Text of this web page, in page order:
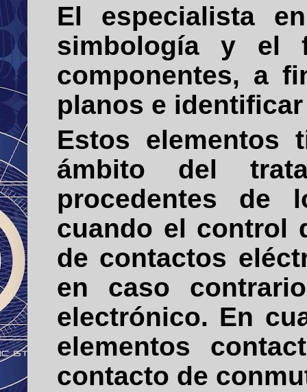
El especialista
simbología y el
componentes, a
planos e
Estos elementos
ámbito del
procedentes de
cuando el control
de contactos
en caso
electrónico. En
elementos
contacto de